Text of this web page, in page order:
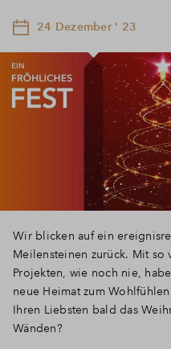
24 Dezember ' 23
Wir blicken auf ein
Meilensteinen zurück. Mit so
Projekten, wie noch nie,
neue Heimat zum
Ihren Liebsten bald das
Wänden?